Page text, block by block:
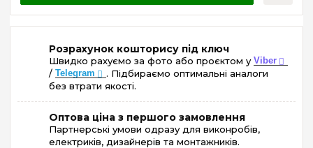
Розрахунок кошторису під ключ
Швидко рахуємо за фото або проєктом у Viber
/ Telegram
. Підбираємо оптимальні аналоги
без втрати якості.
Оптова ціна з першого замовлення
Партнерські умови одразу для виконробів,
електриків, дизайнерів та монтажників.